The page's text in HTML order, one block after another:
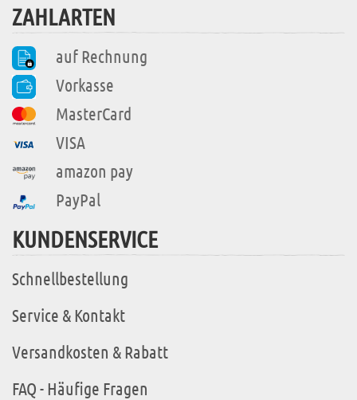
ZAHLARTEN
auf Rechnung
Vorkasse
MasterCard
VISA
amazon pay
PayPal
KUNDENSERVICE
Schnellbestellung
Service & Kontakt
Versandkosten & Rabatt
FAQ - Häufige Fragen